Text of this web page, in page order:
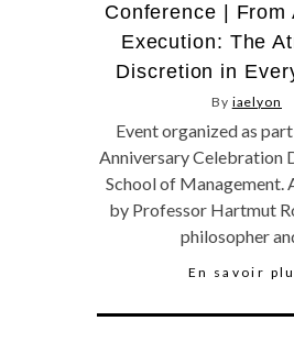
Conference | From
Execution: The
Discretion in
By iaelyon
Event organized as
Anniversary Celebration
School of Management.
by Professor Hartmut
philosopher
En savoir